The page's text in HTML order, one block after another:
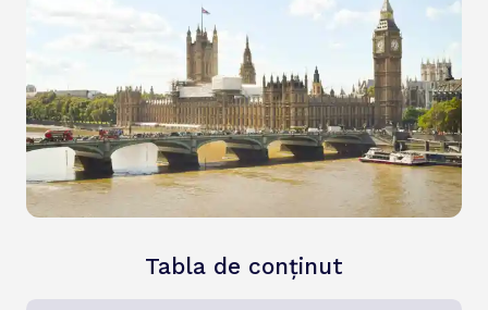
Tabla de conținut